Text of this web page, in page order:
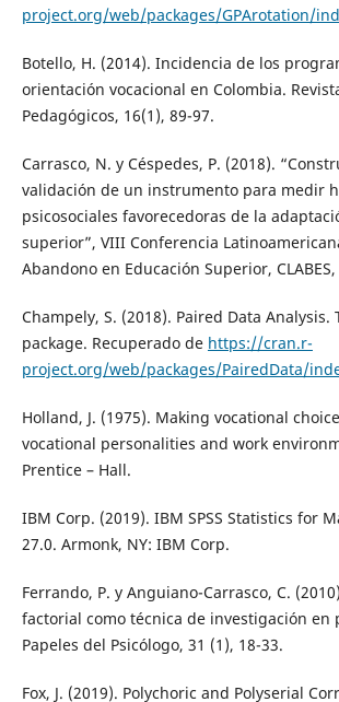
project.org/web/packages/GPArotation/
Botello, H. (2014). Incidencia de los
orientación vocacional en Colombia.
Pedagógicos, 16(1), 89-97.
Carrasco, N. y Céspedes, P. (2018).
validación de un instrumento para medir
psicosociales favorecedoras de la
superior”, VIII Conferencia
Abandono en Educación Superior,
Champely, S. (2018). Paired Data Analysis.
package. Recuperado de https://cran.r-
project.org/web/packages/PairedData/
Holland, J. (1975). Making vocational
vocational personalities and work
Prentice – Hall.
IBM Corp. (2019). IBM SPSS Statistics for
27.0. Armonk, NY: IBM Corp.
Ferrando, P. y Anguiano-Carrasco, C.
factorial como técnica de investigación en
Papeles del Psicólogo, 31 (1), 18-33.
Fox, J. (2019). Polychoric and Polyserial